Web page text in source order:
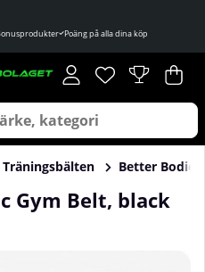
Poäng på alla dina köp
Önskelista
Antal i
. .
Träningsbälten Better
Gym Belt, black
Gym Belt, black